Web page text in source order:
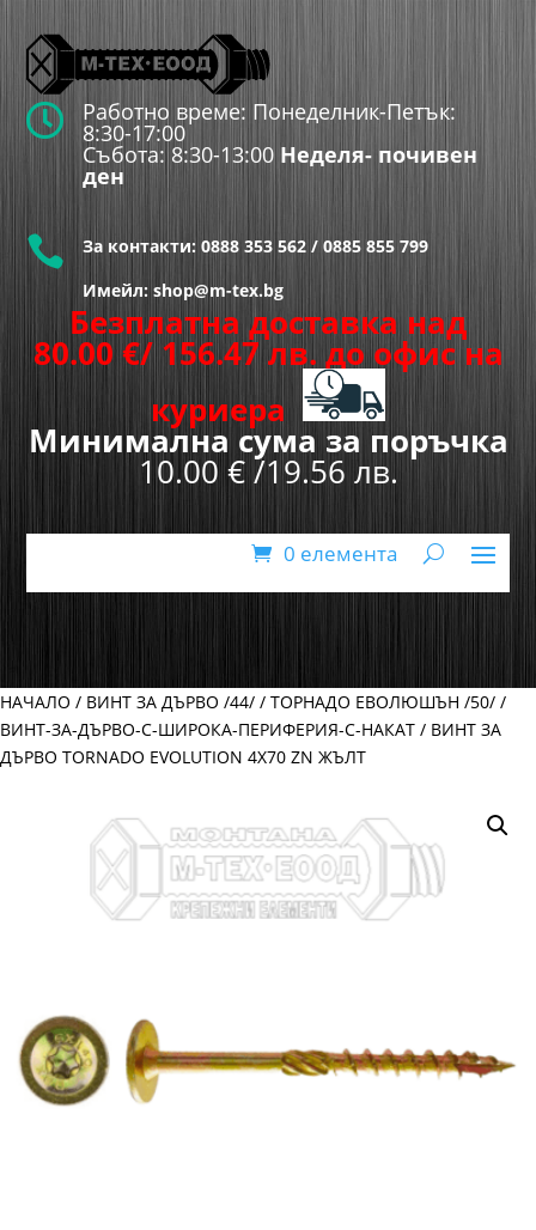
 Работно време: Понеделник-Петък:
8:30-17:00
Събота: 8:30-13:00 Неделя- почивен
ден
 За контакти: 0888 353 562 / 0885 855 799
Имейл: shop@m-tex.bg
Безплатна доставка над
80.00 €/ 156.47 лв. до офис на
куриера
Минимална сума за поръчка
10.00 € /19.56 лв.
0 елемента
НАЧАЛО / ВИНТ ЗА ДЪРВО /44/ / ТОРНАДО ЕВОЛЮШЪН /50/ /
ВИНТ-ЗА-ДЪРВО-С-ШИРОКА-ПЕРИФЕРИЯ-С-НАКАТ / ВИНТ ЗА
ДЪРВО TORNADO EVOLUTION 4Х70 ZN ЖЪЛТ